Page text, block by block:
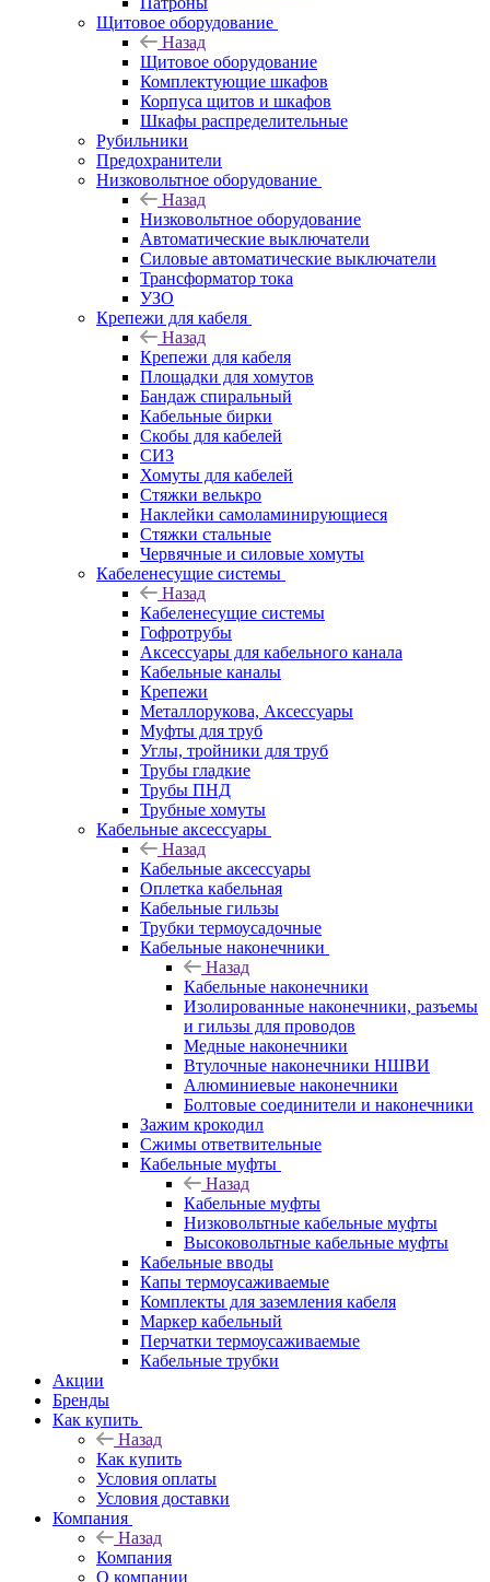
Щитовое оборудование
Назад
Щитовое оборудование
Комплектующие шкафов
Корпуса щитов и шкафов
Шкафы распределительные
Рубильники
Предохранители
Низковольтное оборудование
Назад
Низковольтное оборудование
Автоматические выключатели
Силовые автоматические выключатели
Трансформатор тока
УЗО
Крепежи для кабеля
Назад
Крепежи для кабеля
Площадки для хомутов
Бандаж спиральный
Кабельные бирки
Cкобы для кабелей
СИЗ
Хомуты для кабелей
Стяжки велькро
Наклейки самоламинирующиеся
Стяжки стальные
Червячные и силовые хомуты
Кабеленесущие системы
Назад
Кабеленесущие системы
Гофротрубы
Аксессуары для кабельного канала
Кабельные каналы
Крепежи
Металлорукова, Аксессуары
Муфты для труб
Углы, тройники для труб
Трубы гладкие
Трубы ПНД
Трубные хомуты
Кабельные аксессуары
Назад
Кабельные аксессуары
Оплетка кабельная
Кабельные гильзы
Трубки термоусадочные
Кабельные наконечники
Назад
Кабельные наконечники
Изолированные наконечники, разъемы
и гильзы для проводов
Медные наконечники
Втулочные наконечники НШВИ
Алюминиевые наконечники
Болтовые соединители и наконечники
Зажим крокодил
Сжимы ответвительные
Кабельные муфты
Назад
Кабельные муфты
Низковольтные кабельные муфты
Высоковольтные кабельные муфты
Кабельные вводы
Капы термоусаживаемые
Комплекты для заземления кабеля
Маркер кабельный
Перчатки термоусаживаемые
Кабельные трубки
Акции
Бренды
Как купить
Назад
Как купить
Условия оплаты
Условия доставки
Компания
Назад
Компания
О компании